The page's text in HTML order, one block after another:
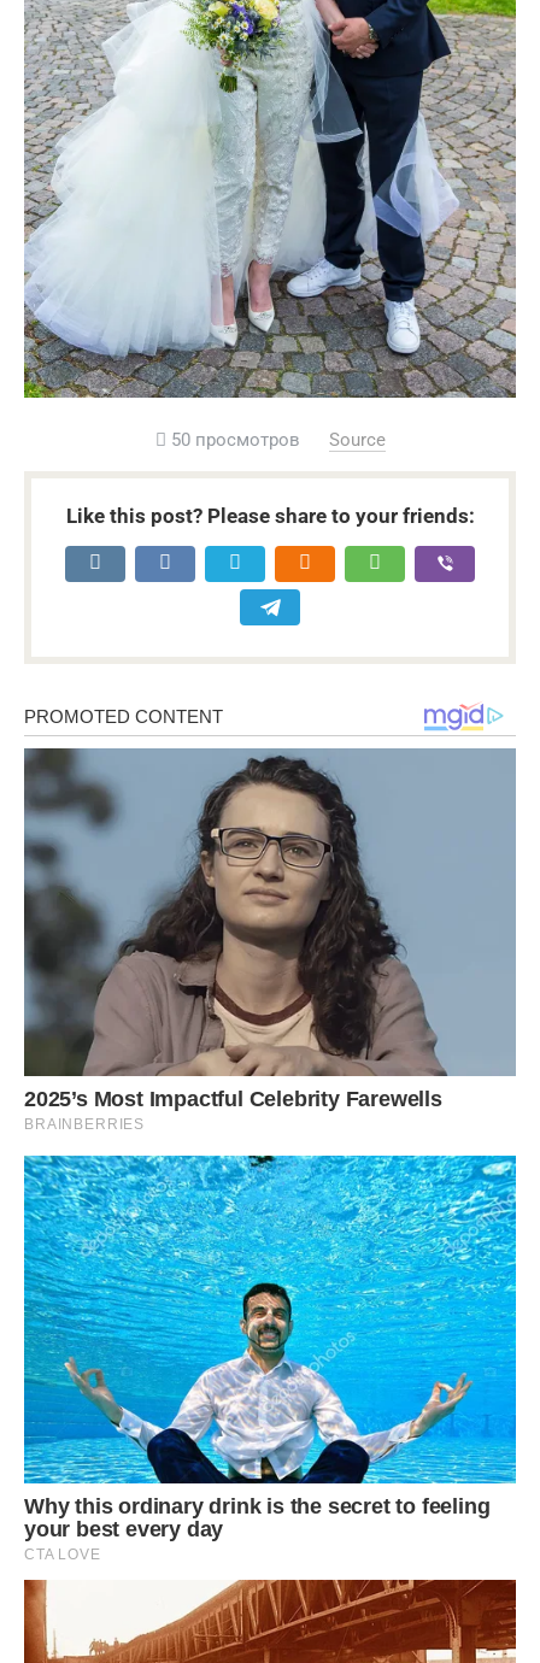
50 просмотров Source
Like this post? Please share to your friends: